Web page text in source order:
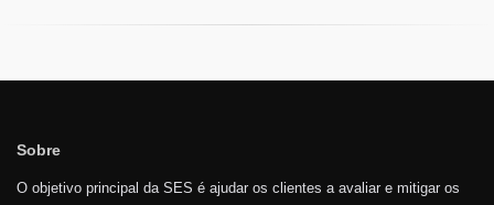
Sobre
O objetivo principal da SES é ajudar os clientes a avaliar e mitigar os